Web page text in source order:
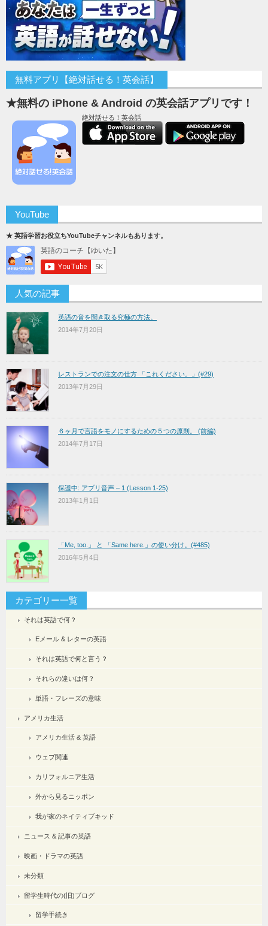
無料アプリ【絶対話せる！英会話】
★無料の iPhone & Android の英会話アプリです！
絶対話せる！英会話
YouTube
★ 英語学習お役立ちYouTubeチャンネルもあります。
人気の記事
英語の音を聞き取る究極の方法。
2014年7月20日
レストランでの注文の仕方 「これください。」(#29)
2013年7月29日
６ヶ月で言語をモノにするための５つの原則。 (前編)
2014年7月17日
保護中: アプリ音声 – 1 (Lesson 1-25)
2013年1月1日
「Me, too.」 と 「Same here.」の使い分け。(#485)
2016年5月4日
カテゴリー一覧
それは英語で何？
Eメール & レターの英語
それは英語で何と言う？
それらの違いは何？
単語・フレーズの意味
アメリカ生活
アメリカ生活 & 英語
ウェブ関連
カリフォルニア生活
外から見るニッポン
我が家のネイティブキッド
ニュース & 記事の英語
映画・ドラマの英語
未分類
留学生時代の(旧)ブログ
留学手続き